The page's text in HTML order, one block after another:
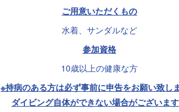
ご用意いただくもの
水着、サンダルなど
参加資格
10歳以上の健康な方
※持病のある方は必ず事前に申告をお願い致しま
ダイビング自体ができない場合がございます